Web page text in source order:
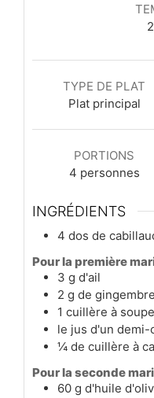
2
TYPE DE PLAT
Plat principal
PORTIONS
4 personnes
INGRÉDIENTS
4 dos de
Pour la première
3 g d'ail
2 g de gingembre
1 cuillère à soupe
le jus d'un demi-
¼ de cuillère à
Pour la seconde
60 g d'huile